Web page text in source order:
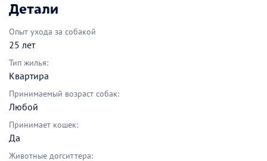
Детали
Опыт ухода за собакой
25 лет
Тип жилья:
Квартира
Принимаемый возраст собак:
Любой
Принимает кошек:
Да
Животные догситтера: